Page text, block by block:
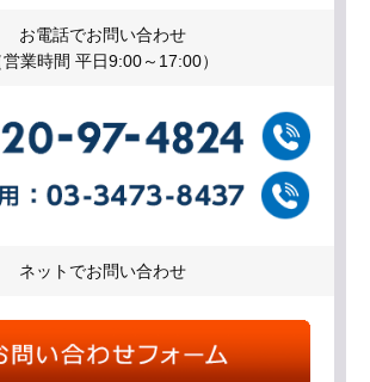
お電話でお問い合わせ
営業時間 平日9:00～17:00）
ネットでお問い合わせ